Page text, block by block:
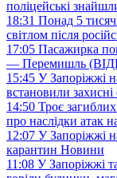
поліцейські
18:31 Понад 5
світлом після
17:05 Пасажирка
— Перемишль
15:45 У Запоріжжі
встановили
14:50 Троє
про наслідки атак
12:07 У Запоріжжі
карантин Новини
11:08 У Запоріжжі